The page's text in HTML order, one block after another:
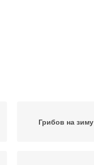
Грибов на зиму